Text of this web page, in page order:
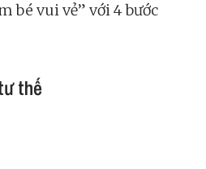
bé vui vẻ” với 4 bước
thế